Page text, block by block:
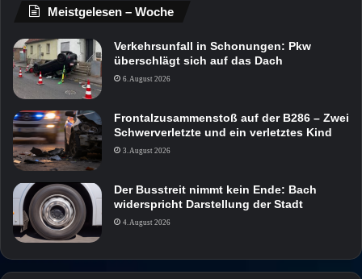
Meistgelesen – Woche
Verkehrsunfall in Schonungen: Pkw
überschlägt sich auf das Dach
6. August 2026
Frontalzusammenstoß auf der B286 – Zwei
Schwerverletzte und ein verletztes Kind
3. August 2026
Der Busstreit nimmt kein Ende: Bach
widerspricht Darstellung der Stadt
4. August 2026